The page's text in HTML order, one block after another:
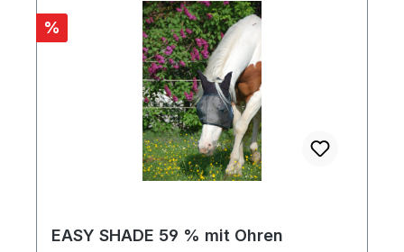
Rabatt
%
EASY SHADE 59 % mit Ohren